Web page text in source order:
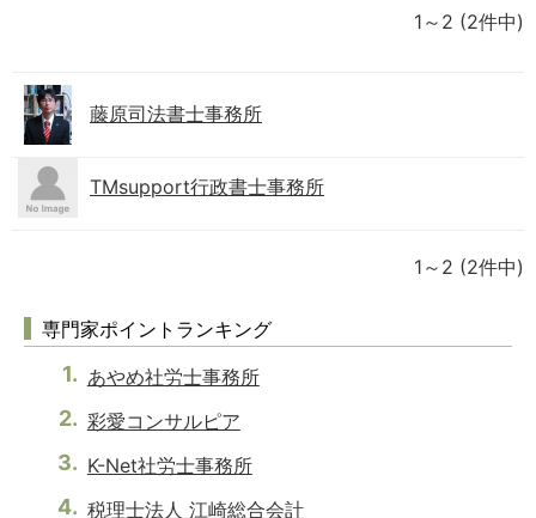
1～2 (2件中)
藤原司法書士事務所
TMsupport行政書士事務所
1～2 (2件中)
専門家ポイントランキング
あやめ社労士事務所
彩愛コンサルピア
K-Net社労士事務所
税理士法人 江崎総合会計